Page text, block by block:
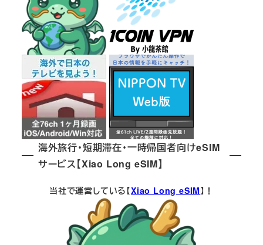
海外旅行・短期滞在・一時帰国者向けeSIM
サービス【Xiao Long eSIM】
当社で運営している【Xiao Long eSIM】！